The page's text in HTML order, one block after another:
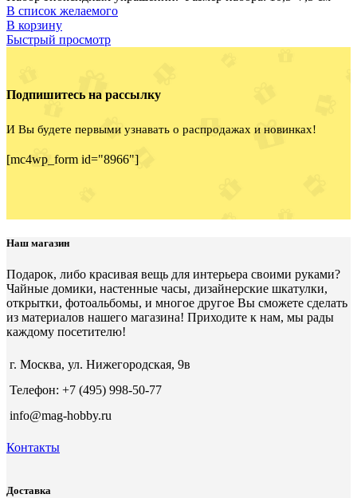
В список желаемого
В корзину
Быстрый просмотр
Подпишитесь на рассылку
И Вы будете первыми узнавать о распродажах и новинках!
[mc4wp_form id="8966"]
Наш магазин
Подарок, либо красивая вещь для интерьера своими руками?
Чайные домики, настенные часы, дизайнерские шкатулки,
открытки, фотоальбомы, и многое другое Вы сможете сделать
из материалов нашего магазина! Приходите к нам, мы рады
каждому посетителю!
г. Москва, ул. Нижегородская, 9в
Телефон: +7 (495) 998-50-77
info@mag-hobby.ru
Контакты
Доставка